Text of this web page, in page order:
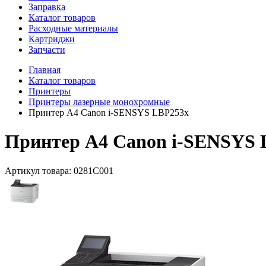
Заправка
Каталог товаров
Расходные материалы
Картриджи
Запчасти
Главная
Каталог товаров
Принтеры
Принтеры лазерные монохромные
Принтер А4 Canon i-SENSYS LBP253x
Принтер А4 Canon i-SENSYS
Артикул товара: 0281C001